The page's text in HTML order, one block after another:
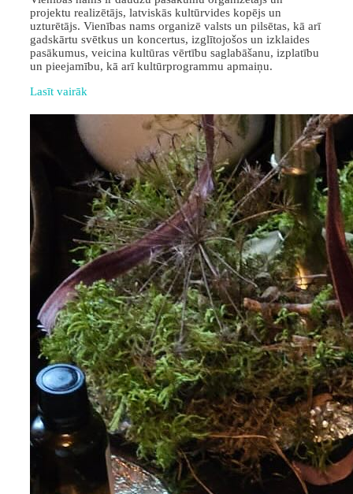
projektu realizētājs, latviskās kultūrvides kopējs un
uzturētājs. Vienības nams organizē valsts un pilsētas, kā arī
gadskārtu svētkus un koncertus, izglītojošos un izklaides
pasākumus, veicina kultūras vērtību saglabāšanu, izplatību
un pieejamību, kā arī kultūrprogrammu apmaiņu.
Lasīt vairāk